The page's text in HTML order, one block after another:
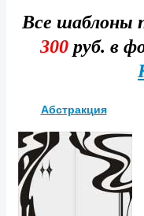
Все шаблоны
300руб. в
Абстракция